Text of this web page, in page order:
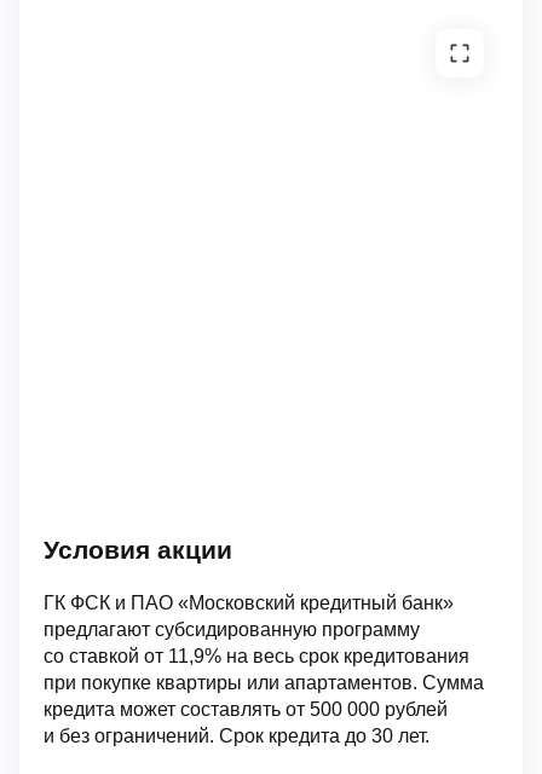
Условия акции
ГК ФСК и ПАО «Московский кредитный банк»
предлагают субсидированную программу
со ставкой от 11,9% на весь срок кредитования
при покупке квартиры или апартаментов. Сумма
кредита может составлять от 500 000 рублей
и без ограничений. Срок кредита до 30 лет.